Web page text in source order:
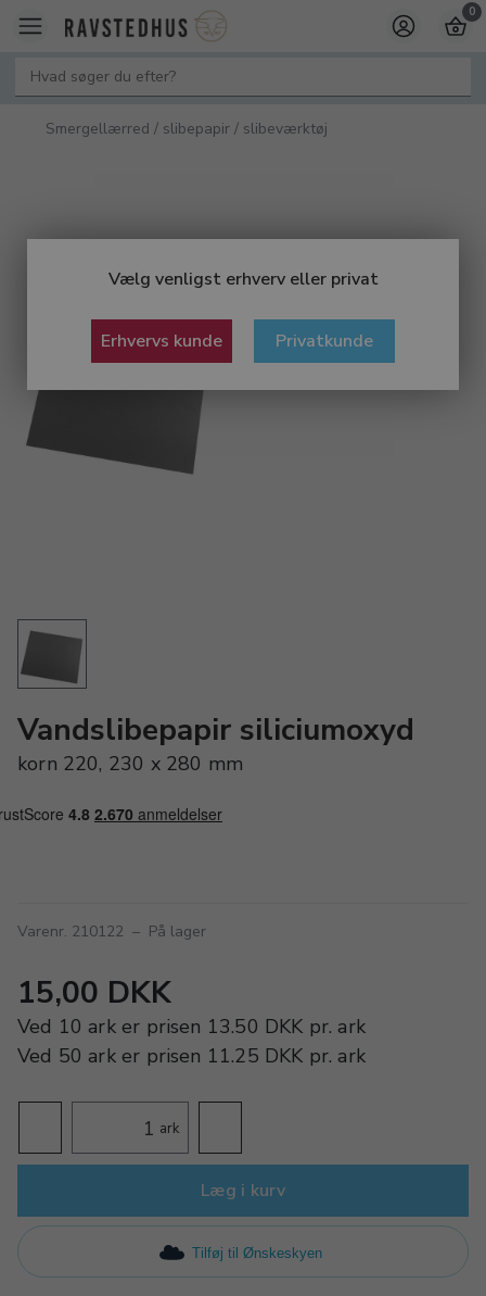
Vælg venligst erhverv eller privat
Erhvervs kunde Privatkunde
0
Smergellærred / slibepapir / slibeværktøj
Vandslibepapir siliciumoxyd
korn 220, 230 x 280 mm
Varenr. 210122 – På lager
15,00 DKK
Ved 10 arker prisen 13.50 DKK pr.ark
Ved 50 arker prisen 11.25 DKK pr.ark
ark
Læg i kurv
Tilføj til Ønskeskyen